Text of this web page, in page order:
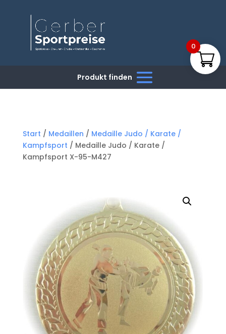
Start / Medaillen / Medaille Judo / Karate /
Kampfsport / Medaille Judo / Karate /
Kampfsport X-95-M427
0